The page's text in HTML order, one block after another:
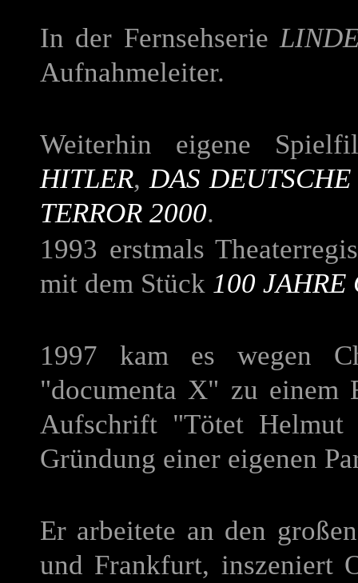
In der Fernsehserie
Aufnahmeleiter.
Weiterhin eigene
HITLER,DAS DEUTSCHE
TERROR 2000.
1993 erstmals
mit dem Stück 100 JAHRE
1997 kam es wegen
"documenta X" zu
Aufschrift "Tötet
Gründung einer eigenen
Er arbeitete an den
und Frankfurt, inszeniert